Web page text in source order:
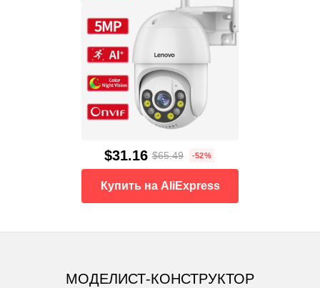
$31.16 $65.49 -52%
Купить на AliExpress
МОДЕЛИСТ-КОНСТРУКТОР